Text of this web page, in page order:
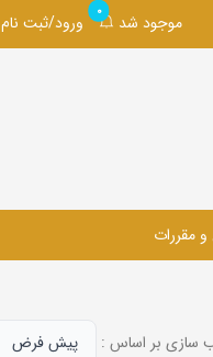
موجود شد
0
ورود/ثبت نام
و مقررات
سازی بر اساس :